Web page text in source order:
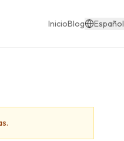
InicioBlog Español